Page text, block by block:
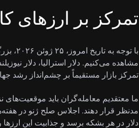
تمرکز بر ارزهای
با
مشاهده می‌کنیم. دلار استرالیا، دلار
تمرکز بازار مستقیماً بر چشم‌انداز رشد
ما معتقدیم معامله‌گران باید موقعیت‌های
دلار در هر بشکه برسد و جذابیت این